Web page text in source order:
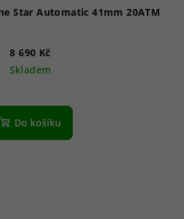
Star Automatic 41mm 20ATM
8 690 Kč
Skladem
Do košíku